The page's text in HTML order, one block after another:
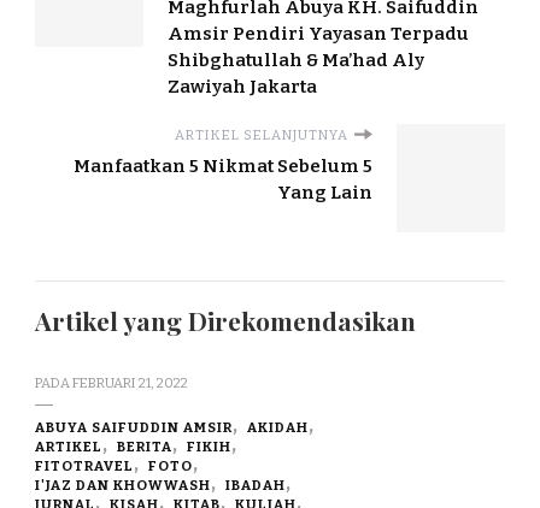
Maghfurlah Abuya KH. Saifuddin
Amsir Pendiri Yayasan Terpadu
Shibghatullah & Ma’had Aly
Zawiyah Jakarta
ARTIKEL SELANJUTNYA
Manfaatkan 5 Nikmat Sebelum 5
Yang Lain
Artikel yang Direkomendasikan
PADAFEBRUARI 21, 2022
ABUYA SAIFUDDIN AMSIR
AKIDAH
ARTIKEL
BERITA
FIKIH
FITOTRAVEL
FOTO
I'JAZ DAN KHOWWASH
IBADAH
JURNAL
KISAH KITAB
KULIAH